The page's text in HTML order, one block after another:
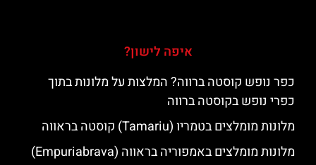
איפה לישון?
כפר נופש קוסטה ברווה? המלצות על מלונות בתוך
כפרי נופש בקוסטה ברווה
מלונות מומלצים בטמריו (Tamariu) קוסטה בראווה
מלונות מומלצים באמפוריה בראווה (Empuriabrava)